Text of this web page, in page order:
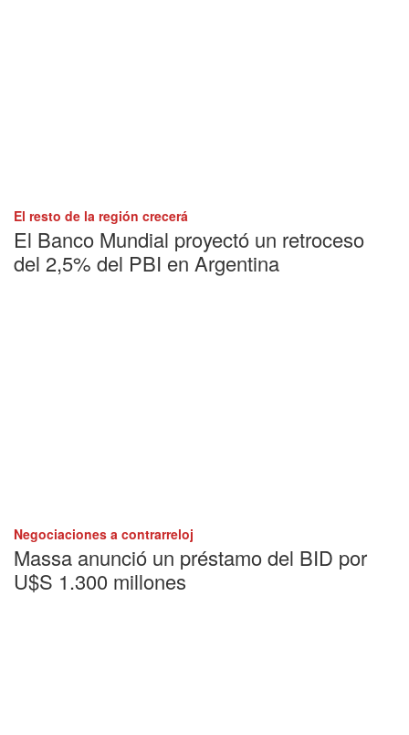
El resto de la región crecerá
El Banco Mundial proyectó un retroceso
del 2,5% del PBI en Argentina
Negociaciones a contrarreloj
Massa anunció un préstamo del BID por
U$S 1.300 millones